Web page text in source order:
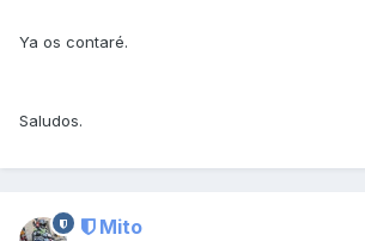
Ya os contaré.
Saludos.
Mito